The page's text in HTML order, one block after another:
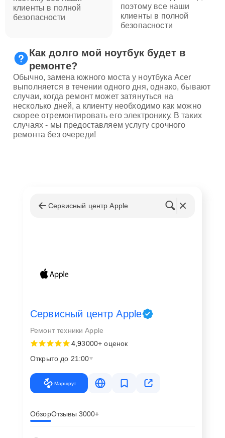
клиенты в полной
безопасности
поэтому все наши
клиенты в полной
безопасности
Как долго мой ноутбук будет в
ремонте?
Обычно, замена южного моста у ноутбука Acer
выполняется в течении одного дня, однако, бывают
случаи, когда ремонт может затянуться на
несколько дней, а клиенту необходимо как можно
скорее отремонтировать его электронику. В таких
случаях - мы предоставляем услугу срочного
ремонта без очереди!
Сервисный центр Apple
Сервисный центр Apple
Ремонт техники Apple
4,93000+ оценок
Открыто до 21:00
Маршрут
ОбзорОтзывы 3000+